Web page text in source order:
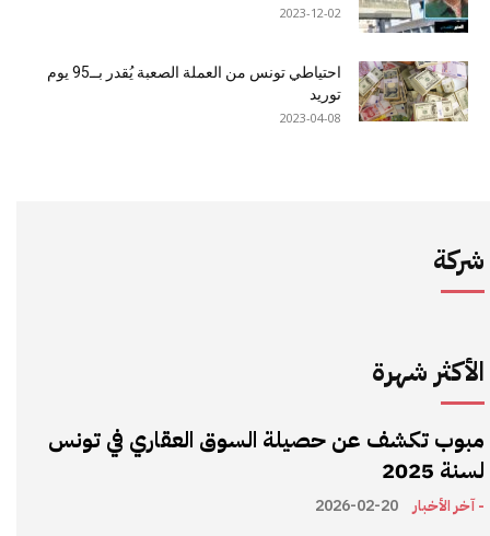
2023-12-02
احتياطي تونس من العملة الصعبة يُقدر بــ95 يوم
توريد
2023-04-08
شركة
الأكثر شهرة
مبوب تكشف عن حصيلة السوق العقاري في تونس
لسنة 2025
- آخر الأخبار 2026-02-20